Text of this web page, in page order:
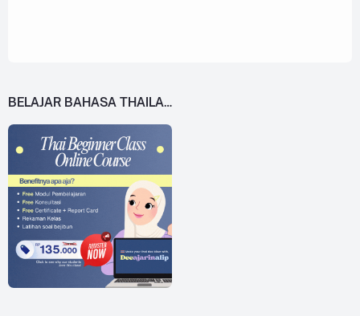
BELAJAR BAHASA THAILAND DARI 0!